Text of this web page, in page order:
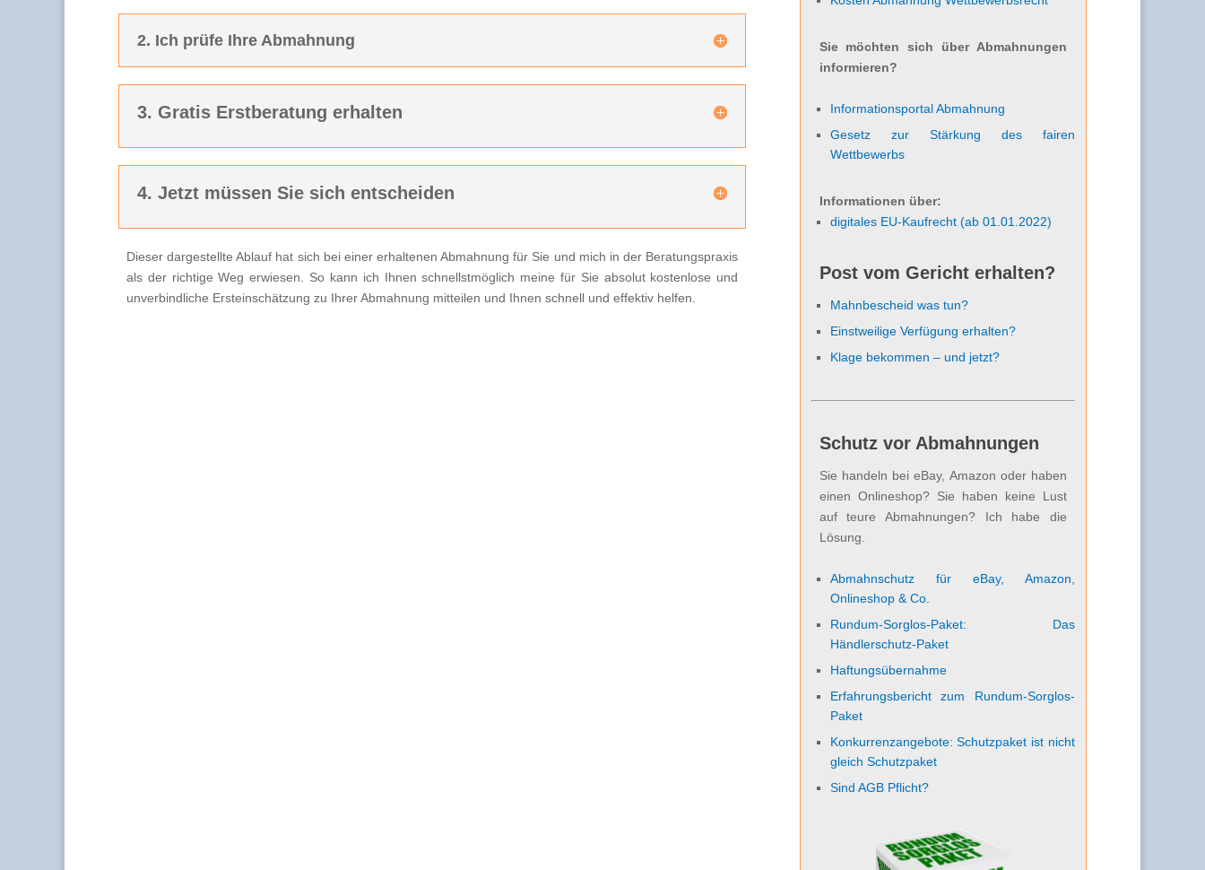
2. Ich prüfe Ihre Abmahnung
3. Gratis Erstberatung erhalten
4. Jetzt müssen Sie sich entscheiden
Dieser dargestellte Ablauf hat sich bei einer erhaltenen Abmahnung für Sie und mich in der Beratungspraxis
als der richtige Weg erwiesen. So kann ich Ihnen schnellstmöglich meine für Sie absolut kostenlose und
unverbindliche Ersteinschätzung zu Ihrer Abmahnung mitteilen und Ihnen schnell und effektiv helfen.
Sie möchten sich über Abmahnungen
informieren?
Informationsportal Abmahnung
Gesetz zur Stärkung des fairen
Wettbewerbs
Informationen über:
digitales EU-Kaufrecht (ab 01.01.2022)
Post vom Gericht erhalten?
Mahnbescheid was tun?
Einstweilige Verfügung erhalten?
Klage bekommen – und jetzt?
Schutz vor Abmahnungen
Sie handeln bei eBay, Amazon oder haben
einen Onlineshop? Sie haben keine Lust
auf teure Abmahnungen? Ich habe die
Lösung.
Abmahnschutz für eBay, Amazon,
Onlineshop & Co.
Rundum-Sorglos-Paket: Das
Händlerschutz-Paket
Haftungsübernahme
Erfahrungsbericht zum Rundum-Sorglos-
Paket
Konkurrenzangebote: Schutzpaket ist nicht
gleich Schutzpaket
Sind AGB Pflicht?